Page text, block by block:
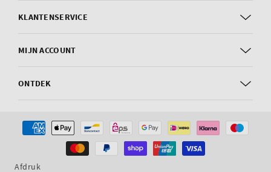
KLANTENSERVICE
MIJN ACCOUNT
ONTDEK
Afdruk
Betaalmethoden